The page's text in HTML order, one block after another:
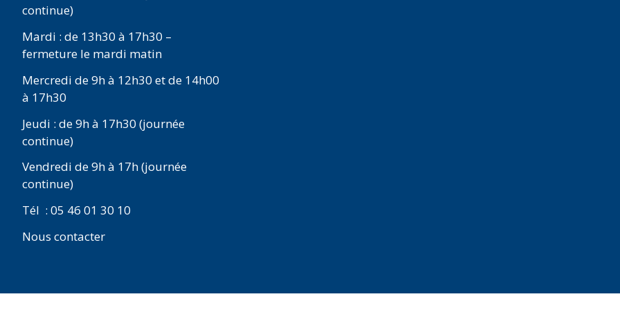
continue)
Mardi : de 13h30 à 17h30 –
fermeture le mardi matin
Mercredi de 9h à 12h30 et de 14h00
à 17h30
Jeudi : de 9h à 17h30 (journée
continue)
Vendredi de 9h à 17h (journée
continue)
Tél : 05 46 01 30 10
Nous contacter